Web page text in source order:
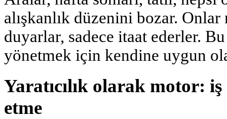
alışkanlık düzenini bozar. Onlar
duyarlar, sadece itaat ederler.
yönetmek için kendine uygun
Yaratıcılık olarak motor:
etme